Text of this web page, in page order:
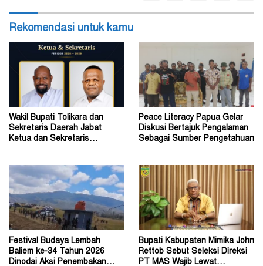
Rekomendasi untuk kamu
Wakil Bupati Tolikara dan
Sekretaris Daerah Jabat
Ketua dan Sekretaris
Peace Literacy Papua Gelar
Diskusi Bertajuk Pengalaman
Sebagai Sumber Pengetahuan
Festival Budaya Lembah
Baliem ke-34 Tahun 2026
Dinodai Aksi Penembakan
Bupati Kabupaten Mimika John
Rettob Sebut Seleksi Direksi
PT MAS Wajib Lewat